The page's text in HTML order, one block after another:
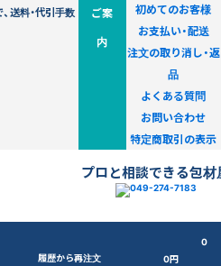
送料・代引手数
ご案
内
初めてのお客様
お支払い・配送
注文の取り消し・返
品
よくある質問
お問い合わせ
特定商取引の表示
プロと相談できる包材
履歴から再注文
0
0円